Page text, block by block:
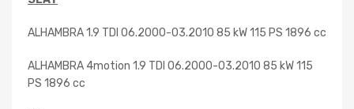
ALHAMBRA 1.9 TDI 06.2000-03.2010 85 kW 115 PS 1896 cc
ALHAMBRA 4motion 1.9 TDI 06.2000-03.2010 85 kW 115
PS 1896 cc